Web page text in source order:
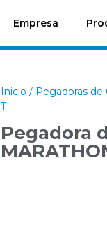
Empresa
Inicio / Pegadoras de
T
Pegadora